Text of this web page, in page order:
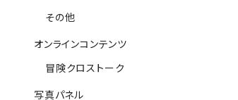
その他
オンラインコンテンツ
冒険クロストーク
写真パネル